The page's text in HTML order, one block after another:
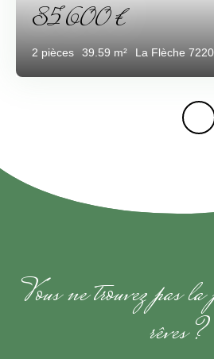
85 600€
2 pièces 39.59 m² La Flèche
Vous ne trouvez pas
rêves ?